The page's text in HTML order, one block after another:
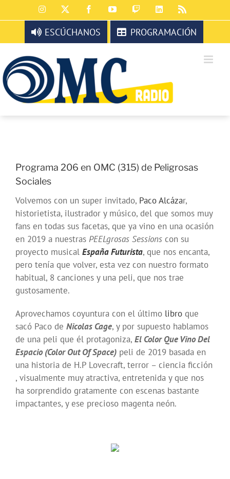
al
contenido
Instagram FacebookYouTubeTwitchLinkedIn
ESCÚCHANOS PROGRAMACIÓN
Programa 206 en OMC (315) de Peligrosas
Sociales
Volvemos con un super invitado, Paco Alcázar,
historietista, ilustrador y músico, del que somos muy
fans en todas sus facetas, que ya vino en una ocasión
en 2019 a nuestras PEELgrosas Sessions con su
proyecto musical España Futurista, que nos encanta,
pero tenía que volver, esta vez con nuestro formato
habitual, 8 canciones y una peli, que nos trae
gustosamente.
Aprovechamos coyuntura con el último libro que
sacó Paco de Nicolas Cage, y por supuesto hablamos
de una peli que él protagoniza, El Color Que Vino Del
Espacio (Color Out Of Space) peli de 2019 basada en
una historia de H.P Lovecraft, terror – ciencia ficción
, visualmente muy atractiva, entretenida y que nos
ha sorprendido gratamente con escenas bastante
impactantes, y ese precioso magenta neón.